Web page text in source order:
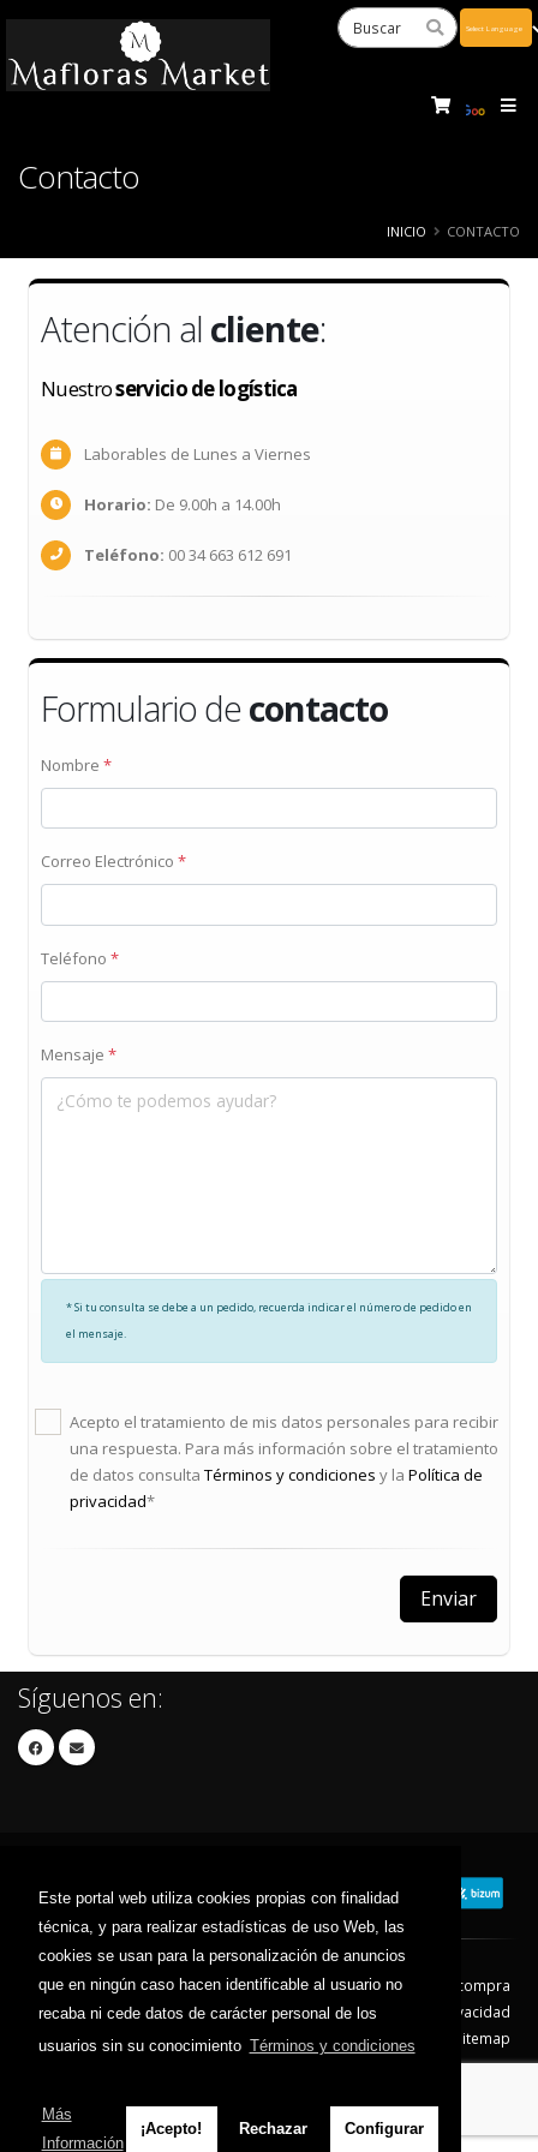
Este portal web utiliza cookies propias con finalidad
técnica, y para realizar estadísticas de uso Web, las
cookies se usan para la personalización de anuncios
que en ningún caso hacen identificable al usuario no
recaba ni cede datos de carácter personal de los
usuarios sin su conocimiento Términos y condiciones
Más
Información
¡Acepto! Rechazar Configurar
Contacto
INICIO CONTACTO
Atención al cliente:
Nuestroservicio de logística
Laborables de Lunes a Viernes
Horario: De 9.00h a 14.00h
Teléfono: 00 34 663 612 691
Formulario decontacto
Nombre *
Correo Electrónico *
Teléfono *
Mensaje *
* Si tu consulta se debe a un pedido, recuerda indicar el número de pedido en
el mensaje.
Acepto el tratamiento de mis datos personales para recibir
una respuesta. Para más información sobre el tratamiento
de datos consulta Términos y condiciones y la Política de
privacidad*
Síguenos en:
Contacto Aviso Legal
Condiciones de compra
Política de envíos
Política de devolución
Política de Privacidad
Política de Cookies
Sitemap